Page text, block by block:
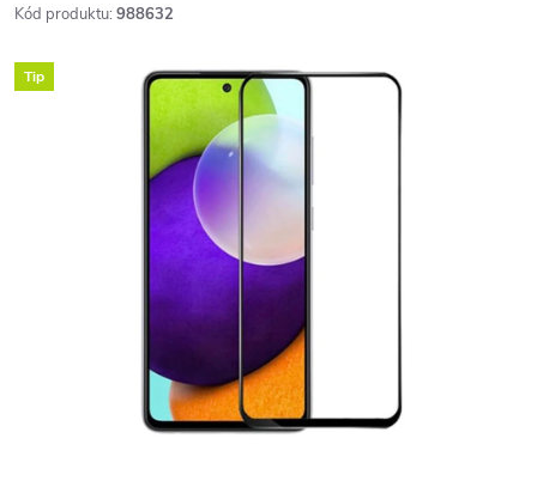
Kód produktu: 988632
Tip